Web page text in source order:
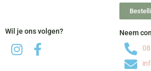
Wil je ons volgen?
Neem